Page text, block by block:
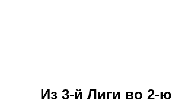
Из 3-й Лиги во 2-